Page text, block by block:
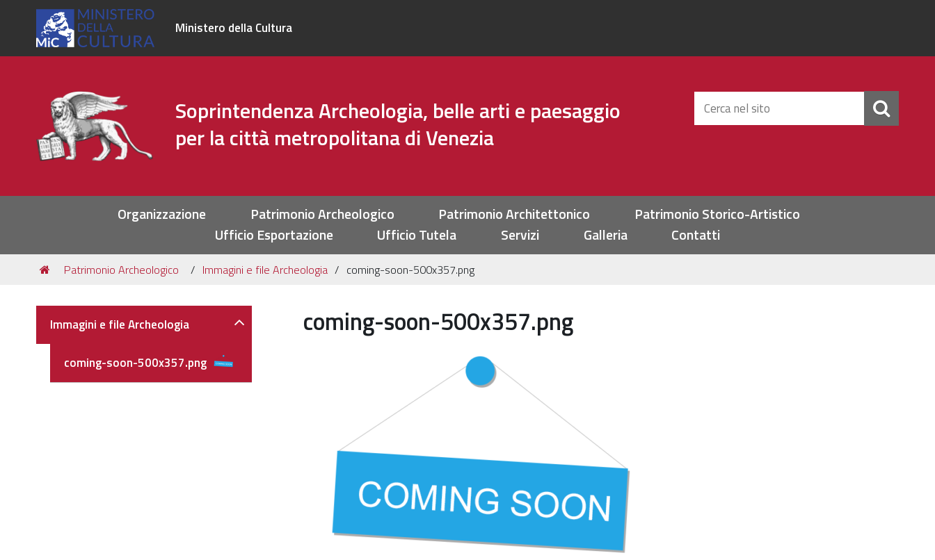
Ministero della Cultura
Soprintendenza Archeologia, belle arti e paesaggio
per la città metropolitana di Venezia
Cerca
nel
Organizzazione Patrimonio Archeologico Patrimonio Architettonico
Patrimonio Storico-Artistico
Ufficio Esportazione
Ufficio Tutela Servizi Galleria Contatti
Tu
sei
Patrimonio Archeologico Immagini e file Archeologia coming-soon-500x357.png
coming-soon-500x357.png
Navigazione
Immagini e file Archeologia
coming-soon-500x357.png